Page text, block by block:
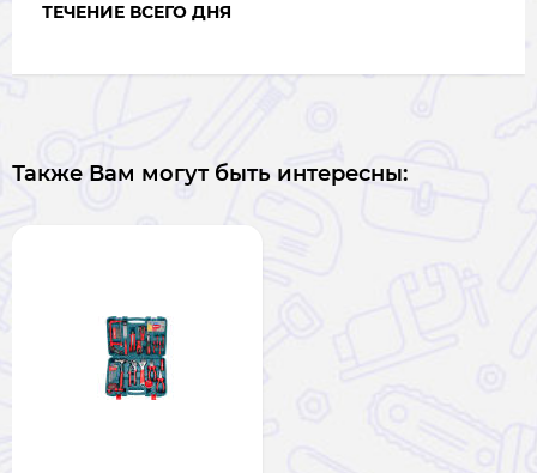
ТЕЧЕНИЕ ВСЕГО ДНЯ
Также Вам могут быть интересны: